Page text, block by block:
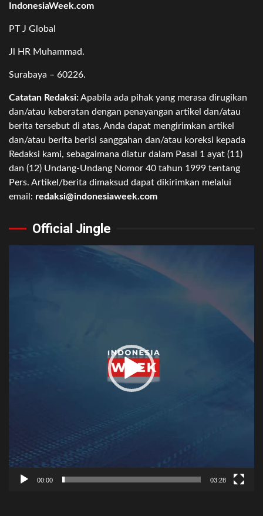
IndonesiaWeek.com
PT J Global
Jl HR Muhammad.
Surabaya – 60226.
Catatan Redaksi:Apabila ada pihak yang merasa dirugikan
dan/atau keberatan dengan penayangan artikel dan/atau
berita tersebut di atas, Anda dapat mengirimkan artikel
dan/atau berita berisi sanggahan dan/atau koreksi kepada
Redaksi kami, sebagaimana diatur dalam Pasal 1 ayat (11)
dan (12) Undang-Undang Nomor 40 tahun 1999 tentang
Pers. Artikel/berita dimaksud dapat dikirimkan melalui
email: redaksi@indonesiaweek.com
Official Jingle
00:00 03:28